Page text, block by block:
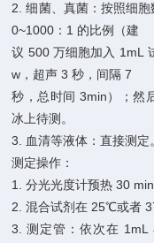
2. 细菌、真菌：按照细胞
0~1000 ： 1 的比例（建
议 500 万细胞加入 1mL
w ，超声 3 秒，间隔 7
秒，总时间 3min ）；然
冰上待测。
3.
血清等液体：直接测定
测定操作：
1. 分光光度计预热 30 min
2. 混合试剂在 25℃或者
3. 测定管：依次在 1mL